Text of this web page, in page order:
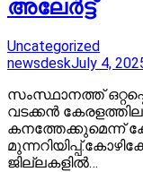
അലേർട്ട്
Uncategorized
newsdeskJuly 4,
സംസ്ഥാനത്ത്
വടക്കൻ
കനത്തേക്കുമെന്ന്
ജില്ലകളിൽ…